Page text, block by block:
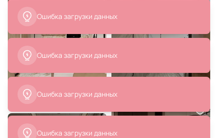
Ошибка загрузки данных
Ошибка загрузки данных
Ошибка загрузки данных
Ошибка загрузки данных